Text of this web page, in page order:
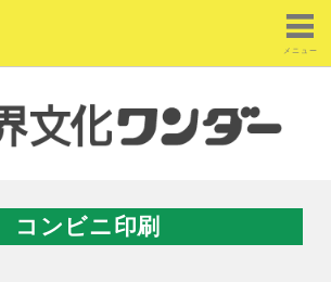
メニュー
コンビニ印刷